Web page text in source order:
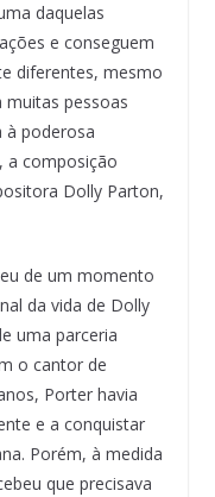
daquelas
e conseguem
diferentes, mesmo
muitas pessoas
à poderosa
a composição
Dolly Parton,
de um momento
da vida de Dolly
uma parceria
o cantor de
Porter havia
e a conquistar
Porém, à medida
que precisava